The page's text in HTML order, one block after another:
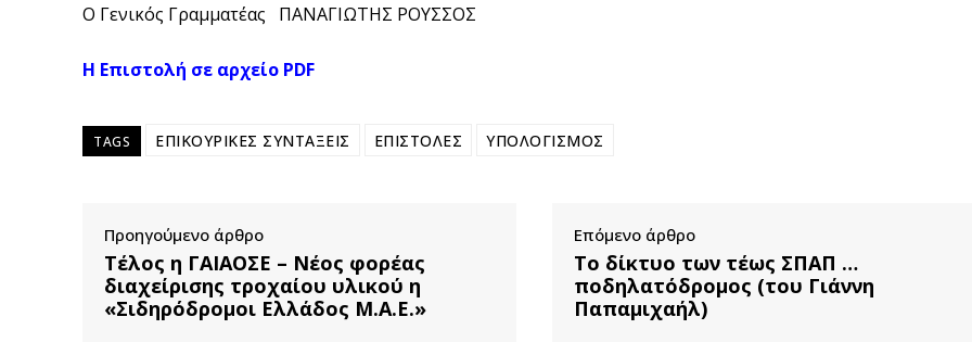
Ο Γενικός Γραμματέας ΠΑΝΑΓΙΩΤΗΣ ΡΟΥΣΣΟΣ
Η Επιστολή σε αρχείο PDF
TAGS ΕΠΙΚΟΥΡΙΚΕΣ ΣΥΝΤΑΞΕΙΣ ΕΠΙΣΤΟΛΕΣ ΥΠΟΛΟΓΙΣΜΟΣ
Προηγούμενο άρθρο
Τέλος η ΓΑΙΑΟΣΕ – Νέος φορέας
διαχείρισης τροχαίου υλικού η
«Σιδηρόδρομοι Ελλάδος Μ.Α.Ε.»
Επόμενο άρθρο
Το δίκτυο των τέως ΣΠΑΠ …
ποδηλατόδρομος (του Γιάννη
Παπαμιχαήλ)